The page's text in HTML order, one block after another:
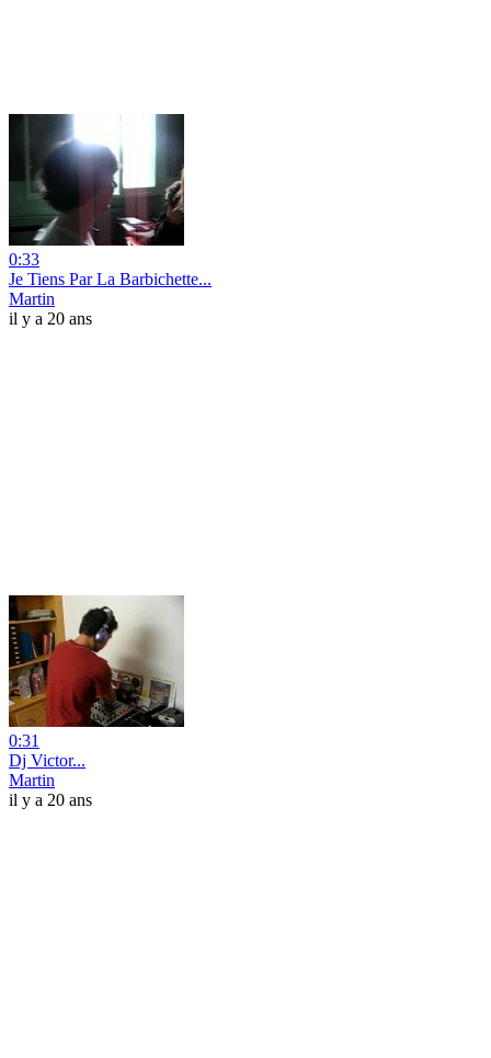
0:33
Je Tiens Par La Barbichette...
Martin
il y a 20 ans
0:31
Dj Victor...
Martin
il y a 20 ans